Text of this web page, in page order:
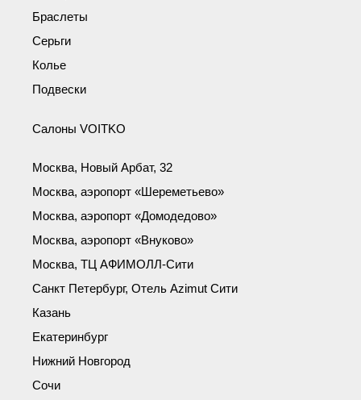
Браслеты
Серьги
Колье
Подвески
Салоны VOITKO
Москва, Новый Арбат, 32
Москва, аэропорт «Шереметьево»
Москва, аэропорт «Домодедово»
Москва, аэропорт «Внуково»
Москва, ТЦ АФИМОЛЛ-Сити
Санкт Петербург, Отель Azimut Сити
Казань
Екатеринбург
Нижний Новгород
Сочи